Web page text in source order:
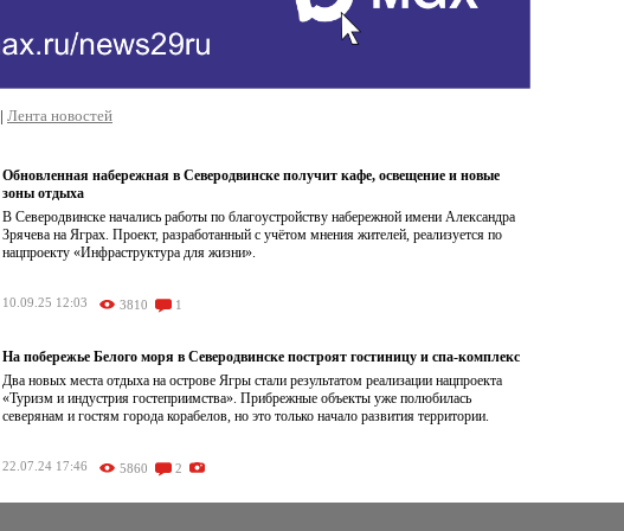
| Лента новостей
Обновленная набережная в Северодвинске получит кафе, освещение и новые
зоны отдыха
В Северодвинске начались работы по благоустройству набережной имени Александра
Зрячева на Яграх. Проект, разработанный с учётом мнения жителей, реализуется по
нацпроекту «Инфраструктура для жизни».
10.09.25 12:03 3810 1
На побережье Белого моря в Северодвинске построят гостиницу и спа-комплекс
Два новых места отдыха на острове Ягры стали результатом реализации нацпроекта
«Туризм и индустрия гостеприимства». Прибрежные объекты уже полюбилась
северянам и гостям города корабелов, но это только начало развития территории.
22.07.24 17:46 5860 2